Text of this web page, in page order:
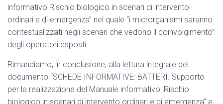
informativo Rischio biologico in scenari di intervento
ordinari e di emergenza” nel quale “i microrganismi saranno
contestualizzati negli scenari che vedono il coinvolgimento”
degli operatori esposti.
Rimandiamo, in conclusione, alla lettura integrale del
documento “SCHEDE INFORMATIVE: BATTERI. Supporto
per la realizzazione del Manuale informativo: Rischio
biologico in scenari di intervento ordinari e di emergenza” e